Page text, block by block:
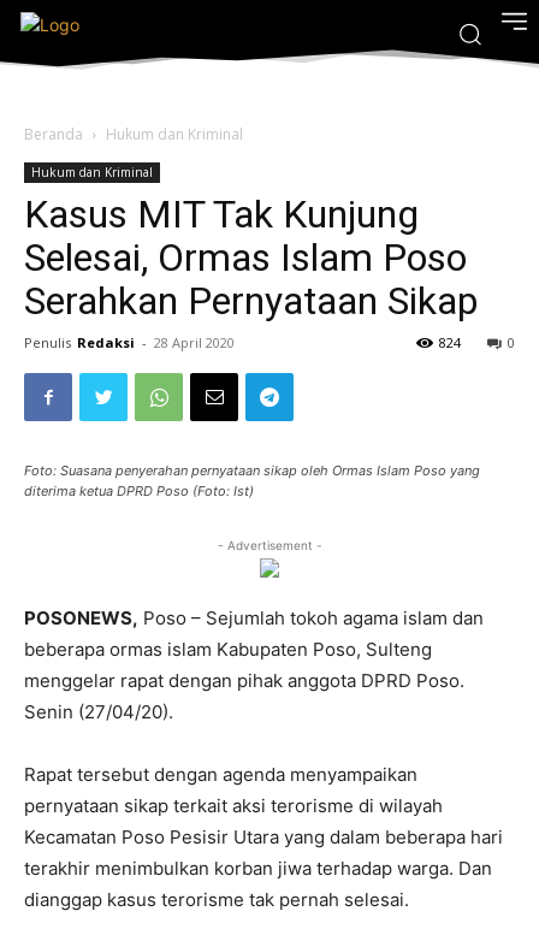
Beranda Hukum dan Kriminal
Hukum dan Kriminal
Kasus MIT Tak Kunjung
Selesai, Ormas Islam Poso
Serahkan Pernyataan Sikap
Penulis Redaksi - 28 April 2020 0
824
Foto: Suasana penyerahan pernyataan sikap oleh Ormas Islam Poso yang
diterima ketua DPRD Poso (Foto: Ist)
- Advertisement -
POSONEWS, Poso – Sejumlah tokoh agama islam dan
beberapa ormas islam Kabupaten Poso, Sulteng
menggelar rapat dengan pihak anggota DPRD Poso.
Senin (27/04/20).
Rapat tersebut dengan agenda menyampaikan
pernyataan sikap terkait aksi terorisme di wilayah
Kecamatan Poso Pesisir Utara yang dalam beberapa hari
terakhir menimbulkan korban jiwa terhadap warga. Dan
dianggap kasus terorisme tak pernah selesai.